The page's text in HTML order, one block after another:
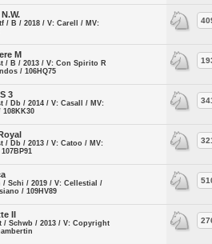
/ B / 2018 / V: Carell / MV:
M
/ B / 2013 / V: Con Spirito R
/ 106HQ75
3
/ Db / 2014 / V: Casall / MV:
108KK30
/ Db / 2013 / V: Catoo / MV:
/ Schi / 2019 / V: Cellestial /
/ 109HV89
II
/ Schwb / 2013 / V: Copyright